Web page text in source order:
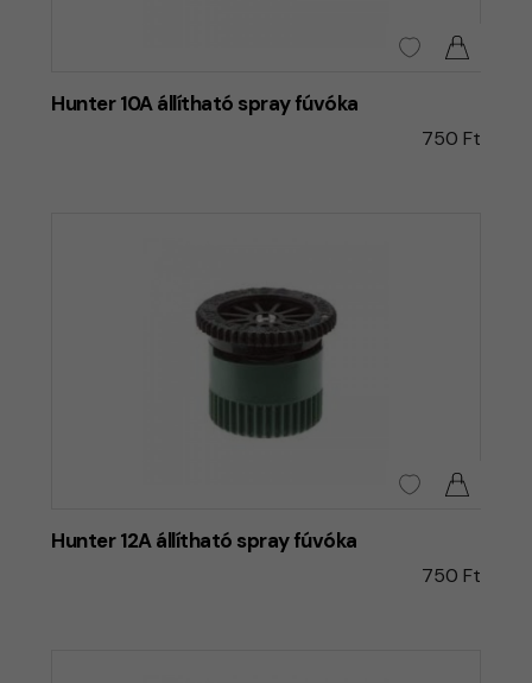
Hunter 10A állítható spray fúvóka
750 Ft
Hunter 12A állítható spray fúvóka
750 Ft